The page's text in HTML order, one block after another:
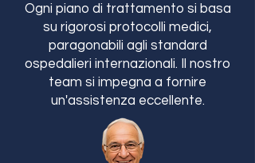
Ogni piano di trattamento si basa
su rigorosi protocolli medici,
paragonabili agli standard
ospedalieri internazionali. Il nostro
team si impegna a fornire
un'assistenza eccellente.